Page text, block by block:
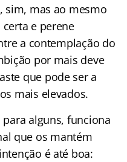
sim, mas ao mesmo
e perene
a contemplação do
por mais deve
que pode ser a
mais elevados.
alguns, funciona
que os mantém
é até boa: